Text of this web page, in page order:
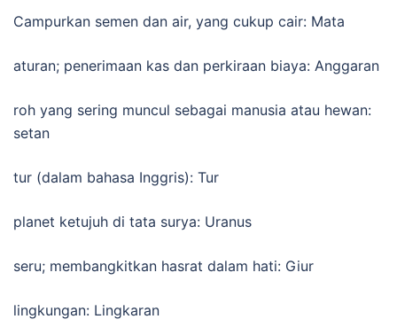
Campurkan semen dan air, yang cukup cair: Mata
aturan; penerimaan kas dan perkiraan biaya: Anggaran
roh yang sering muncul sebagai manusia atau hewan:
setan
tur (dalam bahasa Inggris): Tur
planet ketujuh di tata surya: Uranus
seru; membangkitkan hasrat dalam hati: Giur
lingkungan: Lingkaran